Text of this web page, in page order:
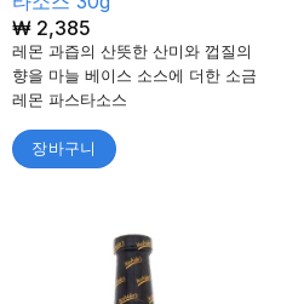
₩2,385
레몬 과즙의 산뜻한 산미와 껍질의
향을 마늘 베이스 소스에 더한 소금
레몬 파스타소스
장바구니